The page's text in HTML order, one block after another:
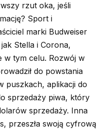
rzut oka, jeśli
Sport i
marki Budweiser
Stella i Corona,
w tym celu. Rozwój w
do powstania
puszkach, aplikacji do
sprzedaży piwa, który
sprzedaży. Inna
przeszła swoją cyfrową